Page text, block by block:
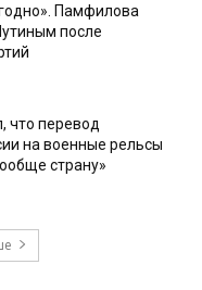
Памфилова
после
что перевод
на военные рельсы
страну»